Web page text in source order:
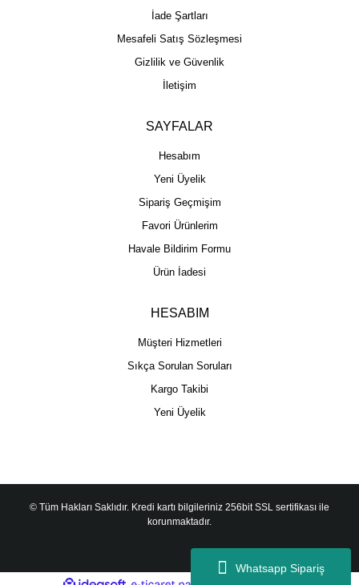
Whatsapp Sipariş
İade Şartları
Mesafeli Satış Sözleşmesi
Gizlilik ve Güvenlik
İletişim
SAYFALAR
Hesabım
Yeni Üyelik
Sipariş Geçmişim
Favori Ürünlerim
Havale Bildirim Formu
Ürün İadesi
HESABIM
Müşteri Hizmetleri
Sıkça Sorulan Soruları
Kargo Takibi
Yeni Üyelik
© Tüm Hakları Saklıdır. Kredi kartı bilgileriniz 256bit SSL sertifikası ile
korunmaktadır.